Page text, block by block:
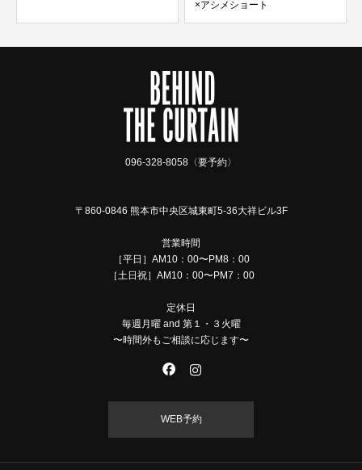
×アシメショート
096-328-8058〈要予約〉
〒860-0846 熊本市中央区城東町5-36大祥ビル3F
営業時間
［平日］AM10：00〜PM8：00
［土日祝］AM10：00〜PM7：00
定休日
毎週月曜 and 第１・３火曜
〜時間外もご相談に応じます〜
WEB予約